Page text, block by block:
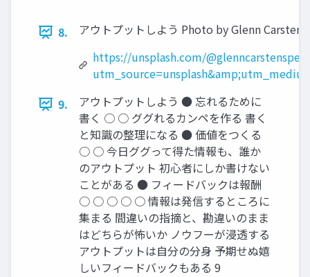
8.
アウトプットしよう Photo by Glenn
https://unsplash.com/
9.
アウトプットしよう ● 忘れるために
書く ○ ○ ググれるカンペを作る 書く
と知識の整理になる ● 価値をつくる
○ ○ 今日ググって得た情報も、誰か
のアウトプット 初心者にしか書けない
ことがある ● フィードバックは報酬
○ ○ ○ ○ ○ 情報は発信するところに
集まる 間違いの指摘と、勘違いのまま
はどちらが怖いか ノウフーが浸透する
アウトプットは自分の分身 予期せぬ嬉
しいフィードバックもある 9